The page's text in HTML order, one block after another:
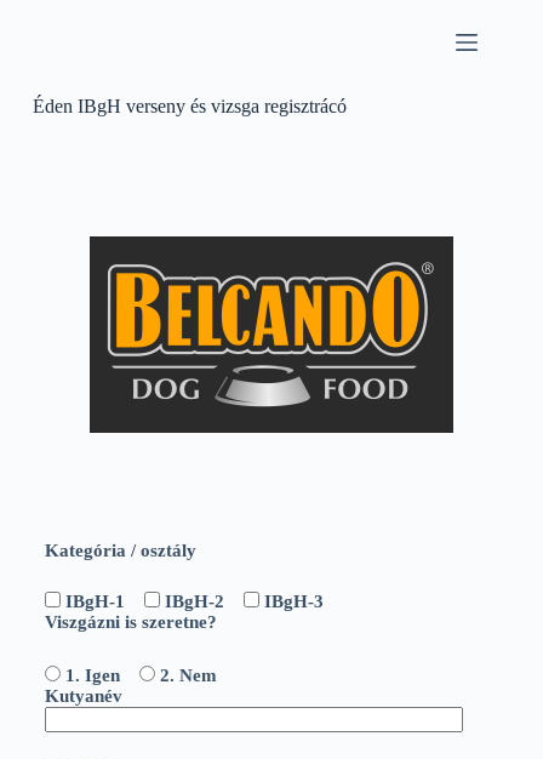
Éden IBgH verseny és vizsga regisztrácó
Kategória / osztály
IBgH-1 IBgH-2
IBgH-3
Viszgázni is szeretne?
1. Igen
2. Nem
Kutyanév